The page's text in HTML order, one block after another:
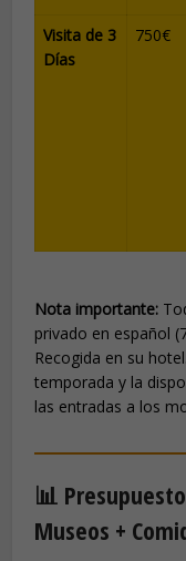
Visita de 3
Días
750€
Nota importante:
privado en español
Recogida en su
temporada y la
las entradas a los
📊
Museos +